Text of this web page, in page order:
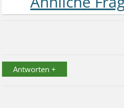
Antworten +